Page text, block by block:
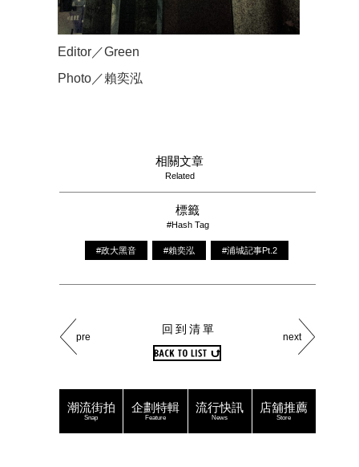
Editor／Green
Photo／賴奕泓
相關文章
Related
標籤
#Hash Tag
#政大黑音 #賴奕泓 #浦城記事Pt.2
pre next
回到清單
潮流街拍
Snap
企劃特輯
Feature
流行快訊
News
店舖推薦
Store